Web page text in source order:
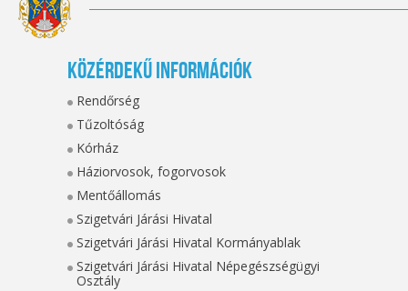
Közérdekű információk
Rendőrség
Tűzoltóság
Kórház
Háziorvosok, fogorvosok
Mentőállomás
Szigetvári Járási Hivatal
Szigetvári Járási Hivatal Kormányablak
Szigetvári Járási Hivatal Népegészségügyi
Osztály